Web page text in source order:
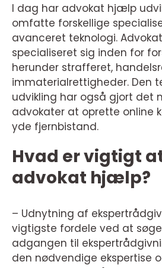
I dag har advokat hjælp
omfatte forskellige
avanceret teknologi.
specialiseret sig inden for
herunder strafferet,
immaterialrettigheder. Den
udvikling har også gjort det
advokater at oprette online
yde fjernbistand.
Hvad er vigtigt
advokat hjælp?
– Udnytning af
vigtigste fordele ved at
adgangen til
den nødvendige ekspertise